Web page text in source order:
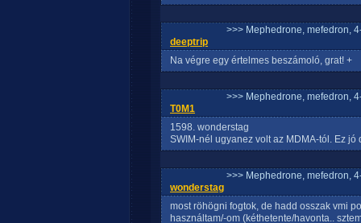
>>> Mephedrone, mefedron,
deeptrip
Na végre egy értelmes beszámoló, grat! +
>>> Mephedrone, mefedron,
T0M1
1598. wonderstag
SWIM-nél ugyanez volt az MDMA-tól. Ez jó
>>> Mephedrone, mefedron,
wonderstag
most röhögni fogtok, de hadd osszak vmi
használtam/-om (kéthetente/havonta..